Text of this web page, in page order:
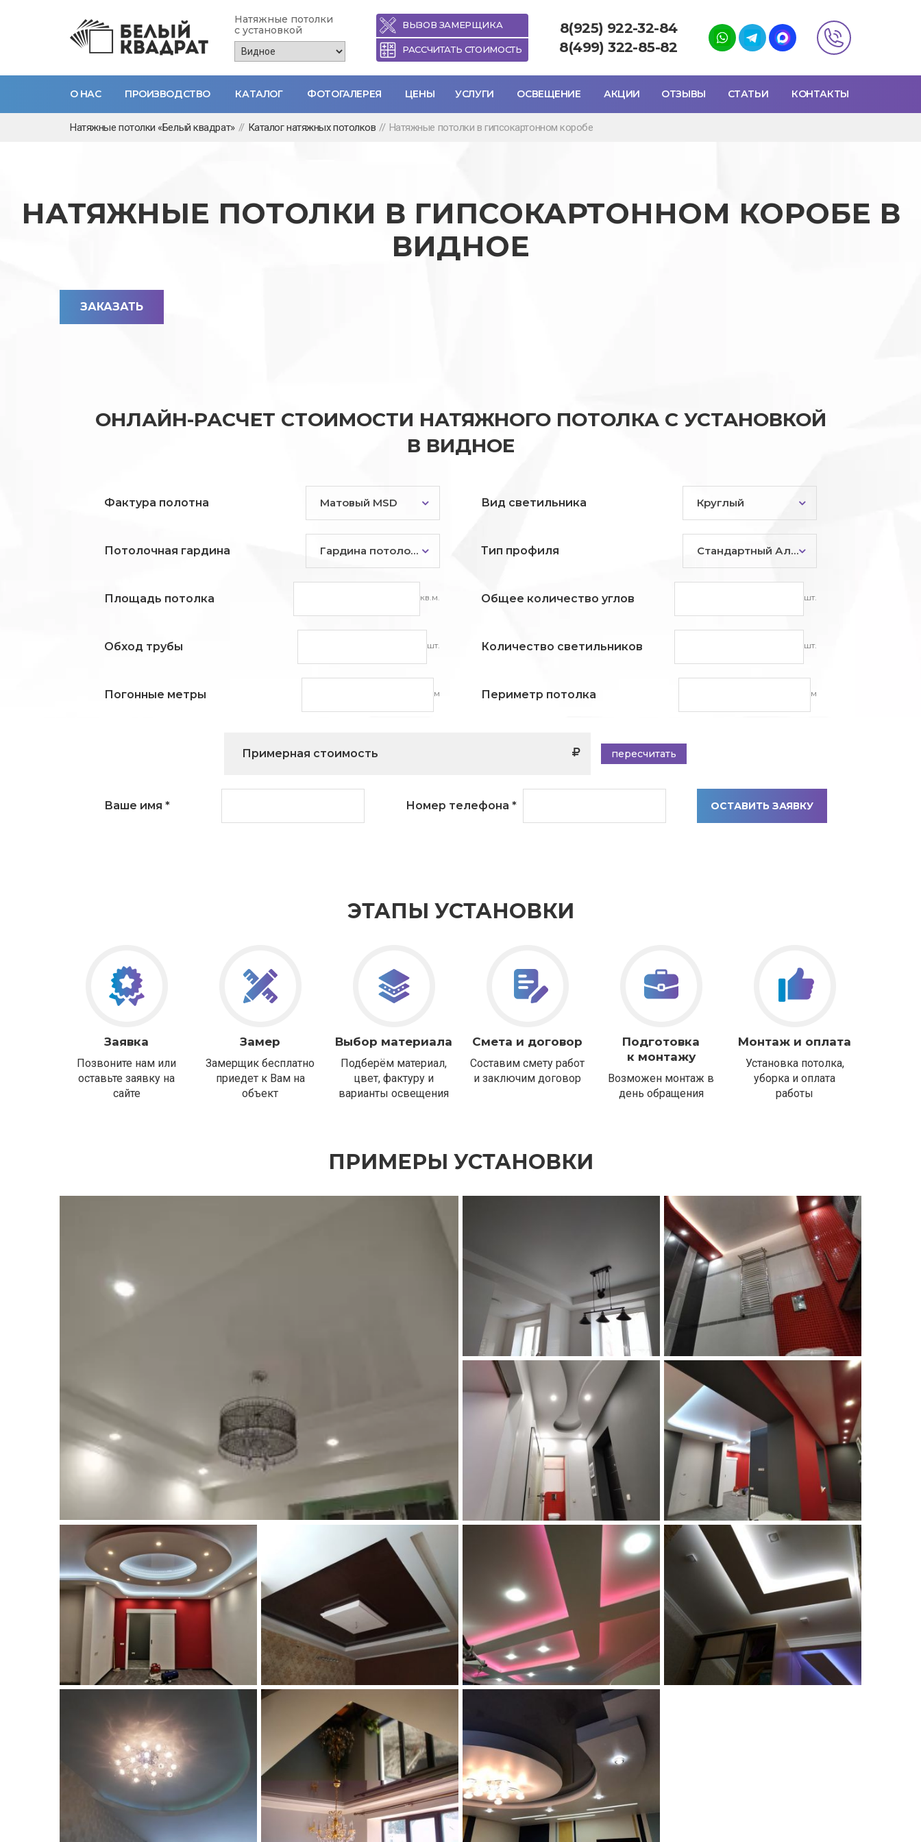
Натяжные потолки
с установкой
ВЫЗОВ ЗАМЕРЩИКА
РАССЧИТАТЬ СТОИМОСТЬ
8(925) 922-32-84
8(499) 322-85-82
О НАС ПРОИЗВОДСТВО КАТАЛОГ ФОТОГАЛЕРЕЯ ЦЕНЫ УСЛУГИ ОСВЕЩЕНИЕ АКЦИИ ОТЗЫВЫ СТАТЬИ КОНТАКТЫ
Натяжные потолки «Белый квадрат» // Каталог натяжных потолков // Натяжные потолки в гипсокартонном коробе
НАТЯЖНЫЕ ПОТОЛКИ В ГИПСОКАРТОННОМ КОРОБЕ В
ВИДНОЕ
ЗАКАЗАТЬ
ОНЛАЙН-РАСЧЕТ СТОИМОСТИ НАТЯЖНОГО ПОТОЛКА С УСТАНОВКОЙ
В ВИДНОЕ
Фактура полотна Матовый MSD Вид светильника Круглый
Потолочная гардина Гардина потолочная Тип профиля Стандартный Алюминий
Площадь потолка кв.м. Общее количество углов шт.
Обход трубы шт. Количество светильников шт.
Погонные метры м Периметр потолка м
Примерная стоимость пересчитать
Ваше имя * Номер телефона * ОСТАВИТЬ ЗАЯВКУ
ЭТАПЫ УСТАНОВКИ
Заявка
Позвоните нам или
оставьте заявку на
сайте
Замер
Замерщик бесплатно
приедет к Вам на
объект
Выбор материала
Подберём материал,
цвет, фактуру и
варианты освещения
Смета и договор
Составим смету работ
и заключим договор
Подготовка
к монтажу
Возможен монтаж в
день обращения
Монтаж и оплата
Установка потолка,
уборка и оплата
работы
ПРИМЕРЫ УСТАНОВКИ